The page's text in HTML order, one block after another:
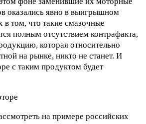
оказались явно в выигрышном
том, что такие смазочные
полным отсутствием контрафакта,
которая относительно
на рынке, никто не станет. И
с таким продуктом будет
на примере российских